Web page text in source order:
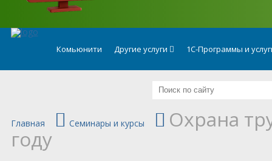
Комьюнити Другие услуги 1С-Программы и
Главная Семинары и курсы Охрана
году